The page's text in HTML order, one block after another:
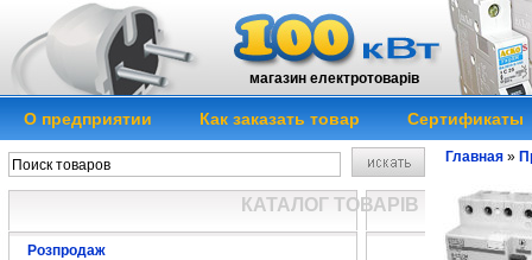
магазин електротоварів
О предприятии Как заказать товар Сертификаты
КАТАЛОГ ТОВАРІВ
Розпродаж
Главная »